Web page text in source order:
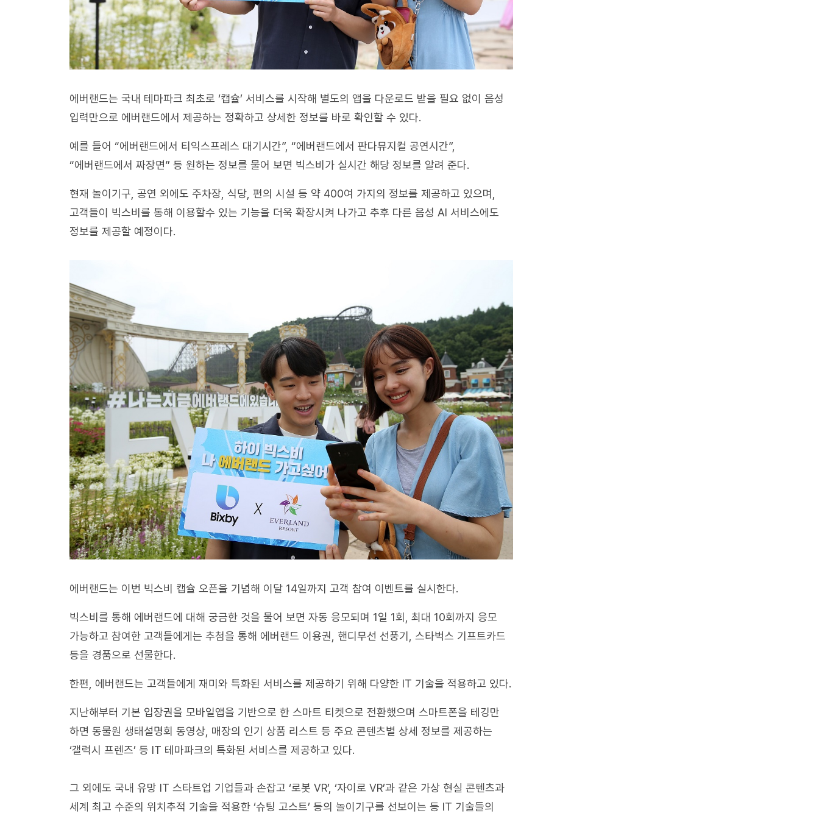
에버랜드는 국내 테마파크 최초로 ‘캡슐’ 서비스를 시작해 별도의 앱을 다운로드 받을 필요 없이 음성
입력만으로 에버랜드에서 제공하는 정확하고 상세한 정보를 바로 확인할 수 있다.
예를 들어 “에버랜드에서 티익스프레스 대기시간”, “에버랜드에서 판다뮤지컬 공연시간”,
“에버랜드에서 짜장면” 등 원하는 정보를 물어 보면 빅스비가 실시간 해당 정보를 알려 준다.
현재 놀이기구, 공연 외에도 주차장, 식당, 편의 시설 등 약 400여 가지의 정보를 제공하고 있으며,
고객들이 빅스비를 통해 이용할수 있는 기능을 더욱 확장시켜 나가고 추후 다른 음성 AI 서비스에도
정보를 제공할 예정이다.
에버랜드는 이번 빅스비 캡슐 오픈을 기념해 이달 14일까지 고객 참여 이벤트를 실시한다.
빅스비를 통해 에버랜드에 대해 궁금한 것을 물어 보면 자동 응모되며 1일 1회, 최대 10회까지 응모
가능하고 참여한 고객들에게는 추첨을 통해 에버랜드 이용권, 핸디무선 선풍기, 스타벅스 기프트카드
등을 경품으로 선물한다.
한편, 에버랜드는 고객들에게 재미와 특화된 서비스를 제공하기 위해 다양한 IT 기술을 적용하고 있다.
지난해부터 기본 입장권을 모바일앱을 기반으로 한 스마트 티켓으로 전환했으며 스마트폰을 테깅만
하면 동물원 생태설명회 동영상, 매장의 인기 상품 리스트 등 주요 콘텐츠별 상세 정보를 제공하는
‘갤럭시 프렌즈’ 등 IT 테마파크의 특화된 서비스를 제공하고 있다.
그 외에도 국내 유망 IT 스타트업 기업들과 손잡고 ‘로봇 VR’, ‘자이로 VR’과 같은 가상 현실 콘텐츠과
세계 최고 수준의 위치추적 기술을 적용한 ‘슈팅 고스트’ 등의 놀이기구를 선보이는 등 IT 기술들의